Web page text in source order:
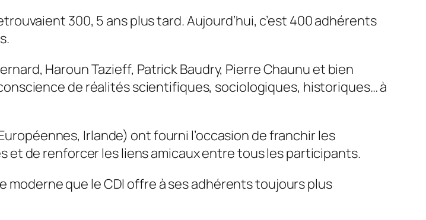
300, 5 ans plus tard. Aujourd’hui, c’est 400 adhérents
Haroun Tazieff, Patrick Baudry, Pierre Chaunu et bien
de réalités scientifiques, sociologiques, historiques… à
Irlande) ont fourni l’occasion de franchir les
de renforcer les liens amicaux entre tous les participants.
moderne que le CDI offre à ses adhérents toujours plus